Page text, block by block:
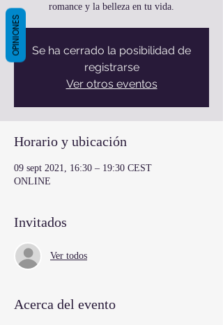
romance y la belleza en tu vida.
Se ha cerrado la posibilidad de
registrarse
Ver otros eventos
Horario y ubicación
09 sept 2021, 16:30 – 19:30 CEST
ONLINE
Invitados
Ver todos
Acerca del evento
OPINIONES